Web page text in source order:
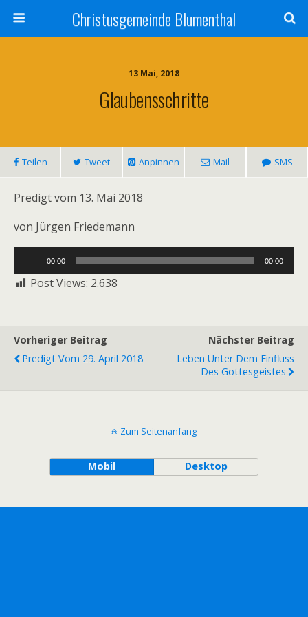
Christusgemeinde Blumenthal
13 Mai, 2018
Glaubensschritte
Teilen Tweet Anpinnen Mail SMS
Predigt vom 13. Mai 2018
von Jürgen Friedemann
Player
00:00 00:00
Post Views: 2.638
Vorheriger Beitrag
Predigt Vom 29. April 2018
Nächster Beitrag
Leben Unter Dem Einfluss
Des Gottesgeistes
Zum Seitenanfang
Mobil Desktop